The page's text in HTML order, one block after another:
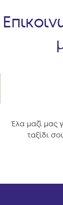
Έλα μαζί μας
ταξίδι